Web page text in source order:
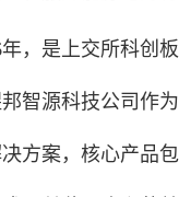
，是上交所科创
智源科技公司作
方案，核心产品